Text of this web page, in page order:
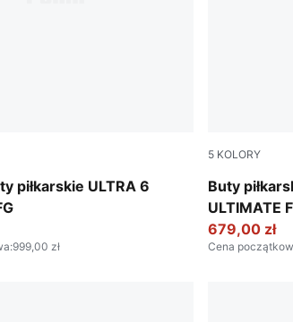
Black
piłkarskie ULTRA 6
White-Sun Stream-Poison Pink-
:999,00 zł
5 KOLORY
Buty
ULTIMATE
PUMA
679,00 zł
Cena